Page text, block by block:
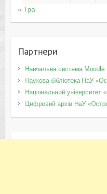
« Тра
Партнери
Навчальна система
Наукова бібліотека НаУ
Національний університет
Цифровий архів НаУ